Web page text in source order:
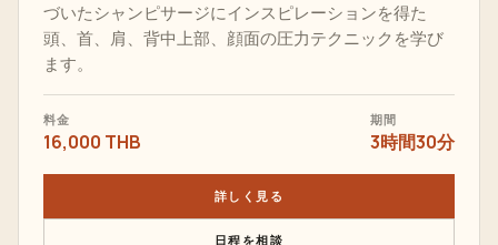
づいたシャンピサージにインスピレーションを得た
頭、首、肩、背中上部、顔面の圧力テクニックを学び
ます。
料金
16,000 THB
期間
3時間30分
詳しく見る
日程を相談